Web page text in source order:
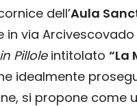
dell’Aula
in via
Pilloleintitolato “La
idealmente
si propone come